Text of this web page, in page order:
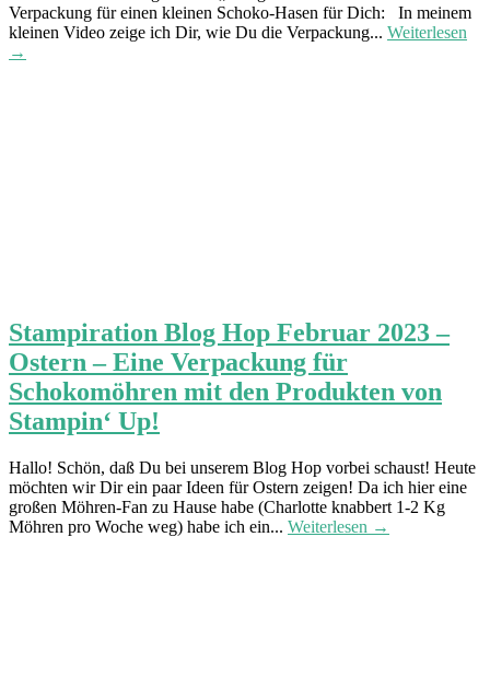
Verpackung für einen kleinen Schoko-Hasen für Dich: In meinem
kleinen Video zeige ich Dir, wie Du die Verpackung... Weiterlesen
→
Stampiration Blog Hop Februar 2023 –
Ostern – Eine Verpackung für
Schokomöhren mit den Produkten von
Stampin‘ Up!
Hallo! Schön, daß Du bei unserem Blog Hop vorbei schaust! Heute
möchten wir Dir ein paar Ideen für Ostern zeigen! Da ich hier eine
großen Möhren-Fan zu Hause habe (Charlotte knabbert 1-2 Kg
Möhren pro Woche weg) habe ich ein... Weiterlesen →